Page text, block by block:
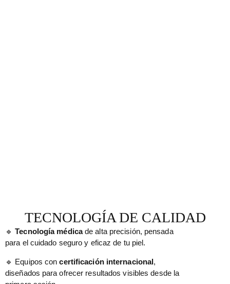
TECNOLOGÍA DE CALIDAD
🔹Tecnología médicade alta precisión, pensada
para el cuidado seguro y eficaz de tu piel.
🔹 Equipos concertificación internacional,
diseñados para ofrecer resultados visibles desde la